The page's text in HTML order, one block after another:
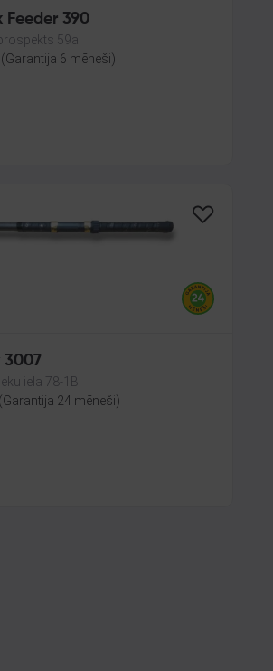
Akara Antrax Feeder 390
59a
6 mēneši)
3007
iela 78-1B
24 mēneši)